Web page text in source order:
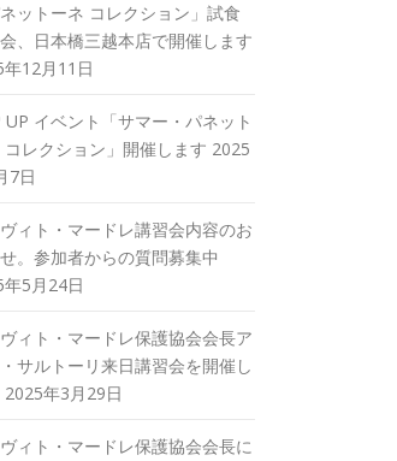
ネットーネ コレクション」試食
、日本橋三越本店で開催します
年12月11日
UP イベント「サマー・パネット
コレクション」開催します 2025
7日
ィト・マードレ講習会内容のお
。参加者からの質問募集中
年5月24日
ィト・マードレ保護協会会長ア
サルトーリ来日講習会を開催し
2025年3月29日
ィト・マードレ保護協会会長に